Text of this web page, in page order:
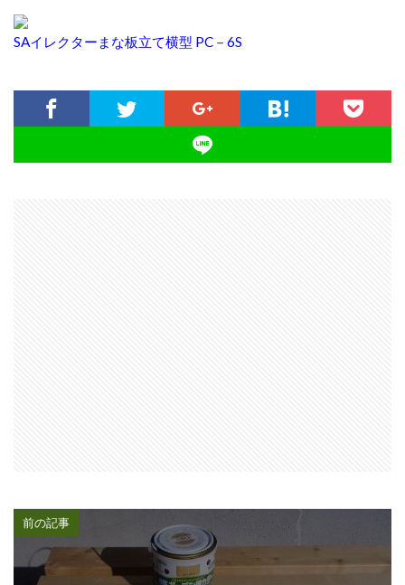
SAイレクターまな板立て横型 PC－6S
前の記事